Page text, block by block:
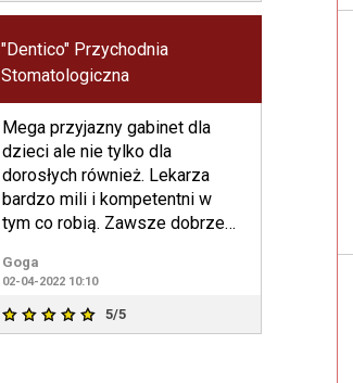
"Dentico" Przychodnia
Stomatologiczna
Mega przyjazny gabinet dla
dzieci ale nie tylko dla
dorosłych również. Lekarza
bardzo mili i kompetentni w
tym co robią. Zawsze dobrze
Goga
02-04-2022 10:10
5/5